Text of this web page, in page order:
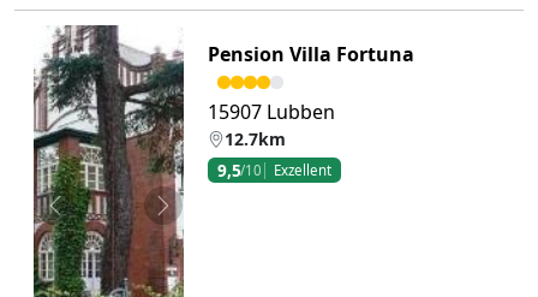
Zurück Weiter
Pension Villa Fortuna
15907 Lubben
12.7km
9,5/10 Exzellent